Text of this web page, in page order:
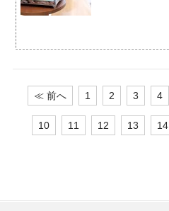
≪ 前へ 1 2 3 4
10 11 12 13 14